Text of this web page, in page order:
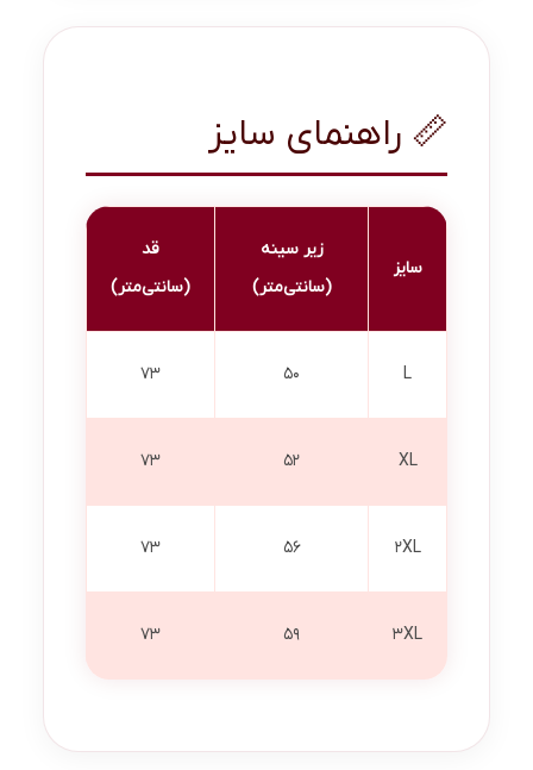
📏 راهنمای سایز
سایز
زیر سینه
(سانتی‌متر)
قد
(سانتی‌متر)
L
50
73
XL
52
73
2XL
56
73
3XL
59
73